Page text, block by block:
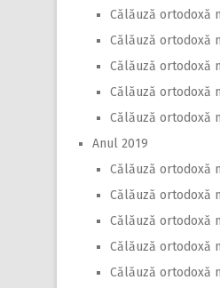
Călăuză ortodoxă
Călăuză ortodoxă
Călăuză ortodoxă
Călăuză ortodoxă
Călăuză ortodoxă
Anul 2019
Călăuză ortodoxă
Călăuză ortodoxă
Călăuză ortodoxă
Călăuză ortodoxă
Călăuză ortodoxă